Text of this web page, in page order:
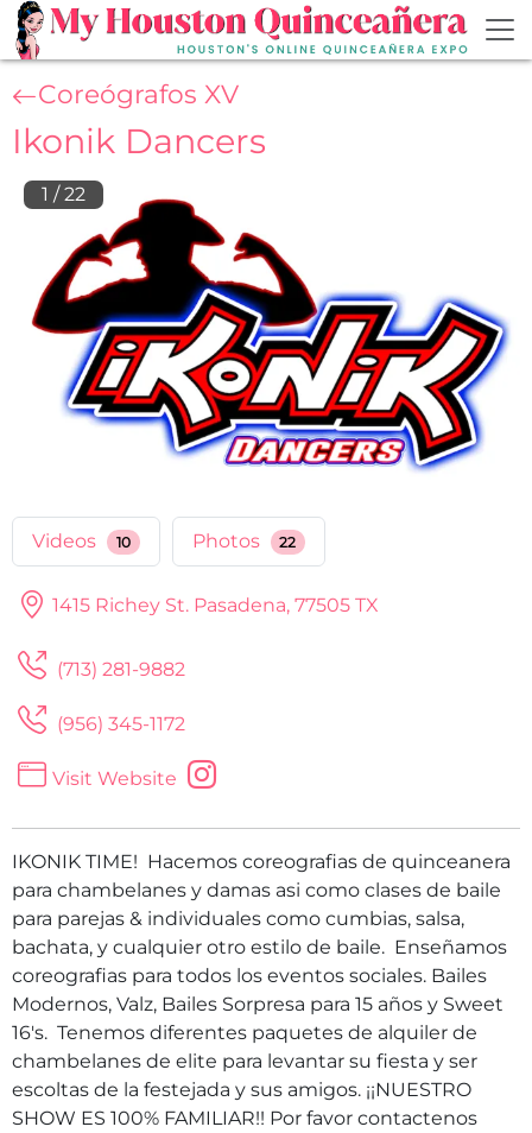
Skip to main content
Coreógrafos XV
Ikonik Dancers
1 /22
Videos 10 Photos 22
1415 Richey St. Pasadena, 77505 TX
(713) 281-9882
(956) 345-1172
Visit Website
IKONIK TIME! Hacemos coreografias de quinceanera
para chambelanes y damas asi como clases de baile
para parejas & individuales como cumbias, salsa,
bachata, y cualquier otro estilo de baile. Enseñamos
coreografias para todos los eventos sociales. Bailes
Modernos, Valz, Bailes Sorpresa para 15 años y Sweet
16's. Tenemos diferentes paquetes de alquiler de
chambelanes de elite para levantar su fiesta y ser
escoltas de la festejada y sus amigos. ¡¡NUESTRO
SHOW ES 100% FAMILIAR!! Por favor contactenos